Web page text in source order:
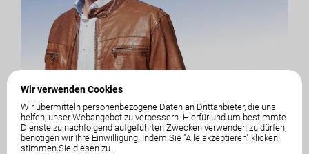
Wir verwenden Cookies
Wir übermitteln personenbezogene Daten an Drittanbieter, die uns
helfen, unser Webangebot zu verbessern. Hierfür und um bestimmte
Dienste zu nachfolgend aufgeführten Zwecken verwenden zu dürfen,
benötigen wir Ihre Einwilligung. Indem Sie "Alle akzeptieren" klicken,
stimmen Sie diesen zu.
Stillstandskoalition lässt Chancen für
Betriebsansiedelungen ungenützt...